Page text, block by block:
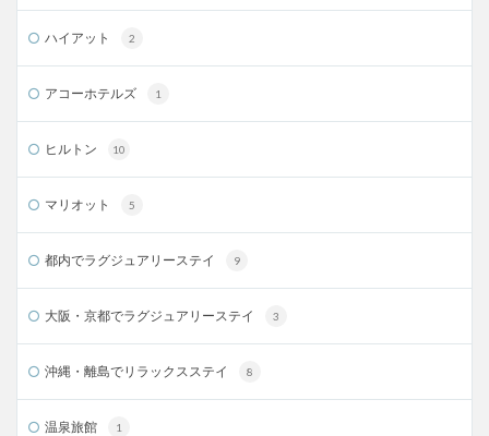
ハイアット 2
アコーホテルズ 1
ヒルトン 10
マリオット 5
都内でラグジュアリーステイ 9
大阪・京都でラグジュアリーステイ 3
沖縄・離島でリラックスステイ 8
温泉旅館 1